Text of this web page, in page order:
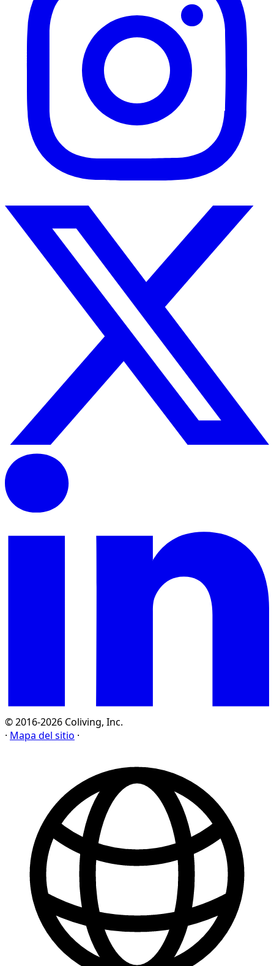
© 2016-2026 Coliving, Inc.
· Mapa del sitio ·